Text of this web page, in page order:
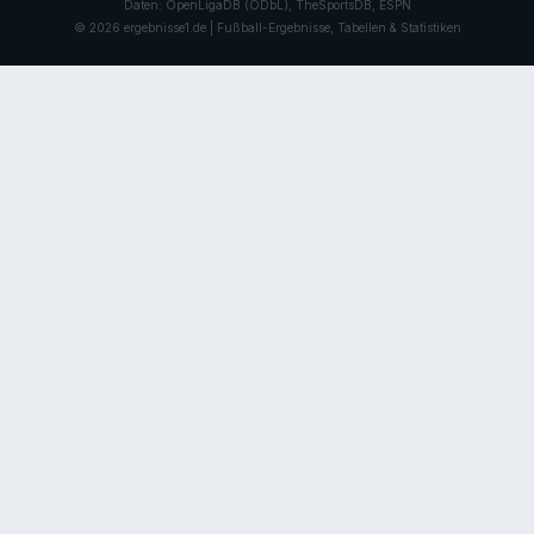
Daten: OpenLigaDB (ODbL), TheSportsDB, ESPN
© 2026 ergebnisse1.de | Fußball-Ergebnisse, Tabellen & Statistiken